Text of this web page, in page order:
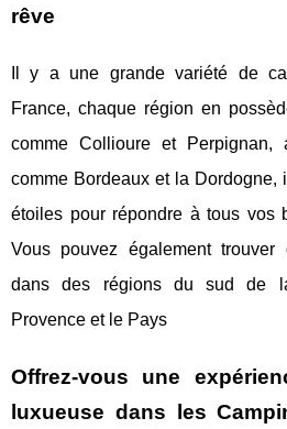
rêve
Il y a une grande variété de
France, chaque région en
comme Collioure et Perpignan,
comme Bordeaux et la Dordogne,
étoiles pour répondre à tous vos
Vous pouvez également trouver
dans des régions du sud de
Provence et le Pays
Offrez-vous une
luxueuse dans les